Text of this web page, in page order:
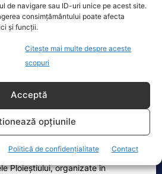
de navigare sau ID-uri unice pe acest site.
consimțământului poate afecta
și funcții.
Citește mai multe despre aceste
scopuri
Acceptă
opțiunile
Politică de confidențialitate Contact
Cristoiu a lansat, miercuri seară, în
la Realitatea PLUS, un atac dur
lui Ilie Bolojan și
august 2026. De la ce oră încep
Ploieștiului, organizate în